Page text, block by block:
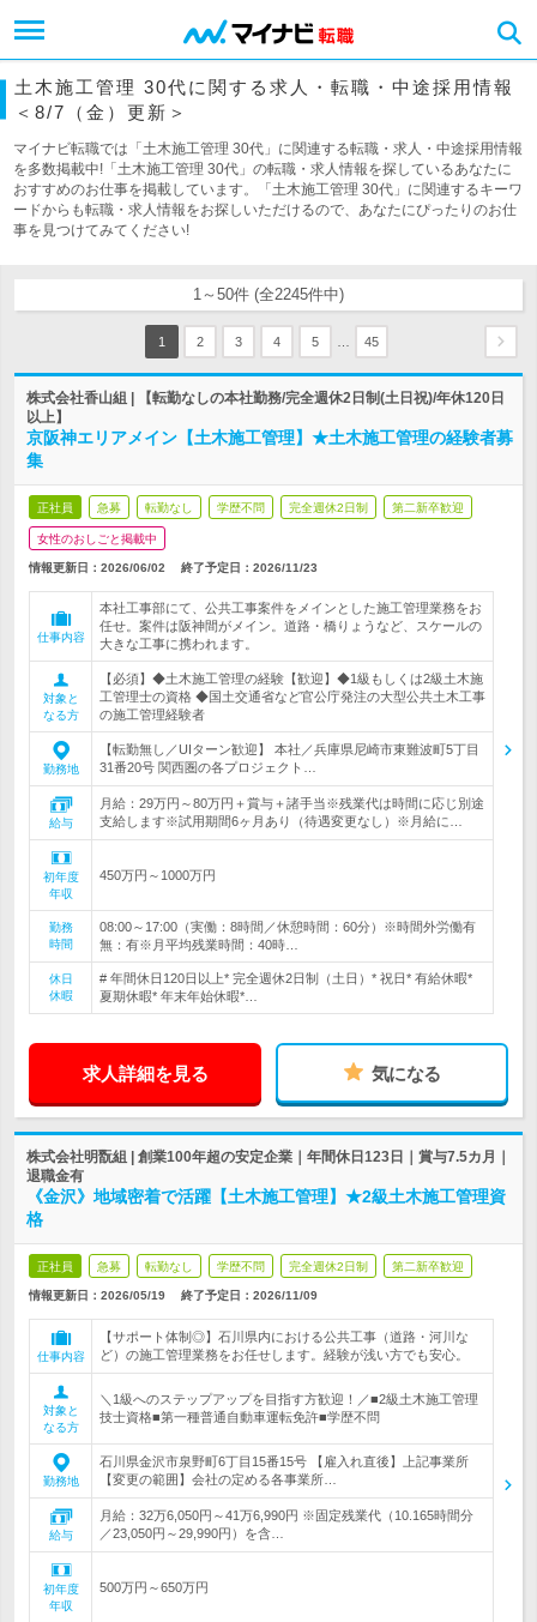
土木施工管理 30代に関する求人・転職・中途採用情報
＜8/7（金）更新＞
マイナビ転職では「土木施工管理 30代」に関連する転職・求人・中途採用情報
を多数掲載中!「土木施工管理 30代」の転職・求人情報を探しているあなたに
おすすめのお仕事を掲載しています。「土木施工管理 30代」に関連するキーワ
ードからも転職・求人情報をお探しいただけるので、あなたにぴったりのお仕
事を見つけてみてください!
1～50件 (全2245件中)
1 2 3 4 5 45
株式会社香山組 | 【転勤なしの本社勤務/完全週休2日制(土日祝)/年休120日
以上】
京阪神エリアメイン【土木施工管理】★土木施工管理の経験者募
集
正社員 急募 転勤なし 学歴不問 完全週休2日制 第二新卒歓迎
女性のおしごと掲載中
情報更新日：2026/06/02 終了予定日： 2026/11/23
仕事内容
本社工事部にて、公共工事案件をメインとした施工管理業務をお
任せ。案件は阪神間がメイン。道路・橋りょうなど、スケールの
大きな工事に携われます。
対象と
なる方
【必須】◆土木施工管理の経験【歓迎】◆1級もしくは2級土木施
工管理士の資格 ◆国土交通省など官公庁発注の大型公共土木工事
の施工管理経験者
勤務地
【転勤無し／UIターン歓迎】 本社／兵庫県尼崎市東難波町5丁目
31番20号 関西圏の各プロジェクト…
給与
月給：29万円～80万円＋賞与＋諸手当※残業代は時間に応じ別途
支給します※試用期間6ヶ月あり（待遇変更なし）※月給に…
初年度
年収
450万円～1000万円
勤務
時間
08:00～17:00（実働：8時間／休憩時間：60分）※時間外労働有
無：有※月平均残業時間：40時…
休日
休暇
# 年間休日120日以上* 完全週休2日制（土日）* 祝日* 有給休暇*
夏期休暇* 年末年始休暇*…
求人詳細を見る 気になる
株式会社明翫組 | 創業100年超の安定企業｜年間休日123日｜賞与7.5カ月｜
退職金有
《金沢》地域密着で活躍【土木施工管理】★2級土木施工管理資
格
正社員 急募 転勤なし 学歴不問 完全週休2日制 第二新卒歓迎
情報更新日：2026/05/19 終了予定日： 2026/11/09
仕事内容
【サポート体制◎】石川県内における公共工事（道路・河川な
ど）の施工管理業務をお任せします。経験が浅い方でも安心。
対象と
なる方
＼1級へのステップアップを目指す方歓迎！／■2級土木施工管理
技士資格■第一種普通自動車運転免許■学歴不問
勤務地
石川県金沢市泉野町6丁目15番15号 【雇入れ直後】上記事業所
【変更の範囲】会社の定める各事業所…
給与
月給：32万6,050円～41万6,990円 ※固定残業代（10.165時間分
／23,050円～29,990円）を含…
初年度
年収
500万円～650万円